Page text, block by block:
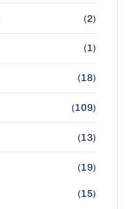
(2)
(1)
(18)
(109)
(13)
(19)
(15)